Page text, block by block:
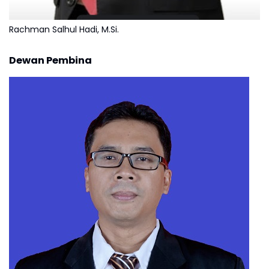
Rachman Salhul Hadi, M.Si.
Dewan Pembina